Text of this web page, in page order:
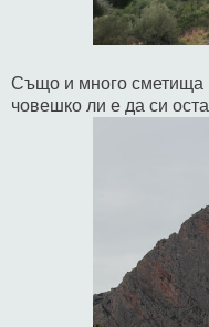
Също и много сметища
човешко ли е да си